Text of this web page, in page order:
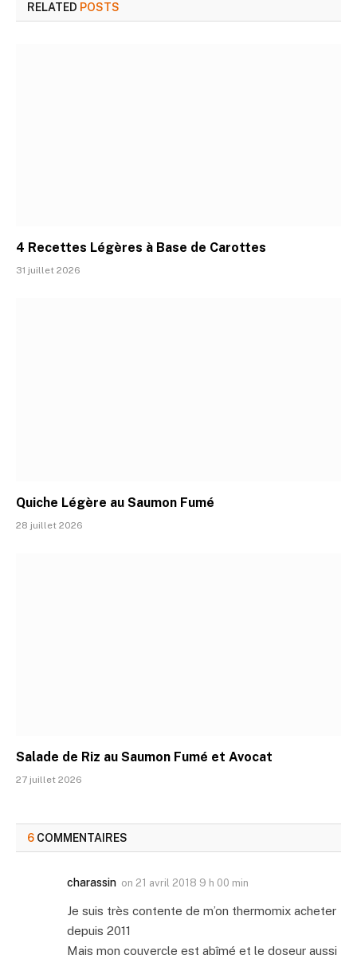
RELATED POSTS
4 Recettes Légères à Base de Carottes
31 juillet 2026
Quiche Légère au Saumon Fumé
28 juillet 2026
Salade de Riz au Saumon Fumé et Avocat
27 juillet 2026
6 COMMENTAIRES
charassin on 21 avril 2018 9 h 00 min
Je suis très contente de m’on thermomix acheter
depuis 2011
Mais mon couvercle est abîmé et le doseur aussi